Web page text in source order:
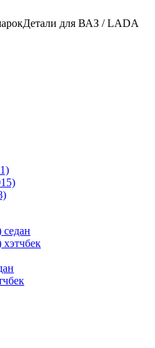
Детали для ВАЗ / LADA